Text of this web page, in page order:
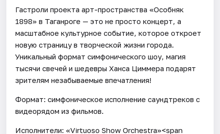
Гастроли проекта арт-пространства «Особняк
1898» в Таганроге — это не просто концерт, а
масштабное культурное событие, которое откроет
новую страницу в творческой жизни города.
Уникальный формат симфонического шоу, магия
тысячи свечей и шедевры Ханса Циммера подарят
зрителям незабываемые впечатления!
Формат: симфоническое исполнение саундтреков с
видеорядом из фильмов.
Исполнители: «Virtuoso Show Orchestra»<span